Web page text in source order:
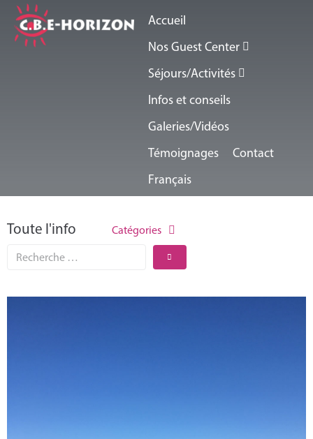
Accueil
Nos Guest Center
Séjours/Activités
Infos et conseils
Galeries/Vidéos
Témoignages
Contact
Français
Toute l'info Catégories